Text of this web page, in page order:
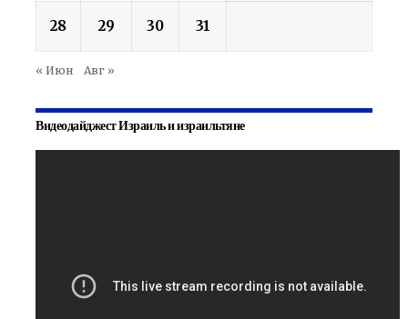
28 29 30 31
« Июн Авг »
Видеодайджест Израиль и израильтяне